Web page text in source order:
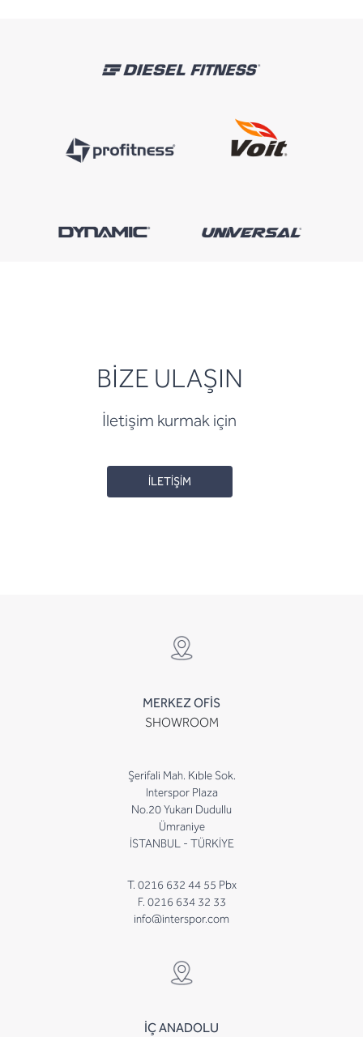
BİZE ULAŞIN
İletişim kurmak için
İLETİŞİM
MERKEZ OFİS
SHOWROOM
Şerifali Mah. Kıble Sok.
Interspor Plaza
No.20 Yukarı Dudullu
Ümraniye
İSTANBUL - TÜRKİYE
T. 0216 632 44 55 Pbx
F. 0216 634 32 33
info@interspor.com
İÇ ANADOLU